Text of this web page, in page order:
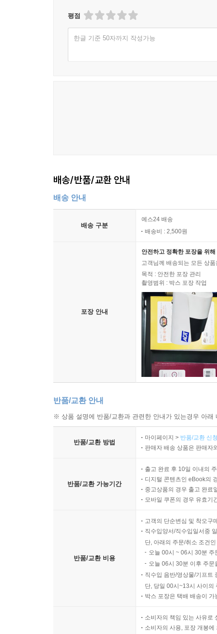
평점
한글 기준 50자까지 작성가능
배송/반품/교환 안내
배송 안내
배송 구분
예스24 배송
배송비 : 2,500원
포장 안내
안전하고 정확한 포장을 위
고객님께 배송되는 모든 상
목적 : 안전한 포장 관리
촬영범위 : 박스 포장 작업
반품/교환 안내
※ 상품 설명에 반품/교환과 관련한 안내가 있는경우 아
반품/교환 방법
마이페이지 > 반품/교환 신
판매자 배송 상품은 판매자
반품/교환 가능기간
출고 완료 후 10일 이내의
디지털 콘텐츠인 eBook의
중고상품의 경우 출고 완료
모바일 쿠폰의 경우 유효기
반품/교환 비용
고객의 단순변심 및 착오구
직수입양서/직수입일서중
단, 아래의 주문/취소 조건
오늘 00시 ~ 06시 30분
오늘 06시 30분 이후 주
직수입 음반/영상물/기프트
단, 당일 00시~13시 사이의
박스 포장은 택배 배송이
소비자의 책임 있는 사유로
소비자의 사용, 포장 개봉